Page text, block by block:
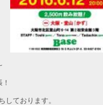
しております。